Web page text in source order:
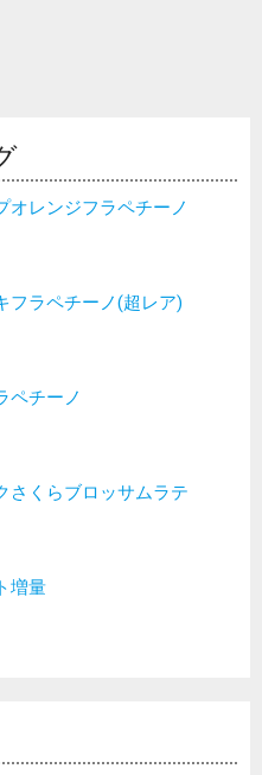
オレンジフラペチーノ
フラペチーノ(超レア)
ペチーノ
さくらブロッサムラテ
増量